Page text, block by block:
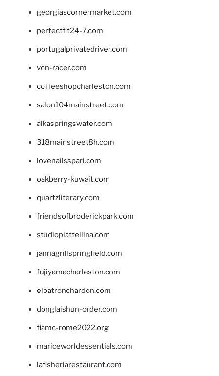
georgiascornermarket.com
perfectfit24-7.com
portugalprivatedriver.com
von-racer.com
coffeeshopcharleston.com
salon104mainstreet.com
alkaspringswater.com
318mainstreet8h.com
lovenailsspari.com
oakberry-kuwait.com
quartzliterary.com
friendsofbroderickpark.com
studiopiattellina.com
jannagrillspringfield.com
fujiyamacharleston.com
elpatronchardon.com
donglaishun-order.com
fiamc-rome2022.org
mariceworldessentials.com
lafisheriarestaurant.com